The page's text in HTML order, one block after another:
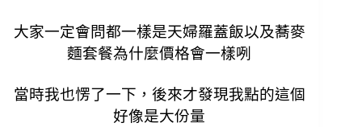
大家一定會問都一樣是天婦羅蓋飯以及蕎麥
麵套餐為什麼價格會一樣咧
當時我也愣了一下，後來才發現我點的這個
好像是大份量